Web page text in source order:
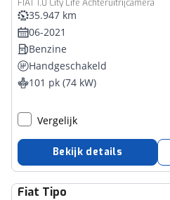
FIAT 1.0 City Life Achteruitrijcamera
35.947 km
06-2021
Benzine
Handgeschakeld
101 pk (74 kW)
Vergelijk
Bekijk details
Fiat Tipo